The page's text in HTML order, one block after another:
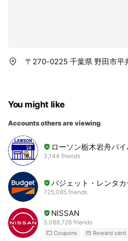
〒270-0225 千葉県 野田市平
You might like
Accounts others are viewing
ローソン栃木岩舟バ
3,144 friends
バジェット・レンタカ
725,085 friends
NISSAN
5,089,726 friends
Coupons Reward card